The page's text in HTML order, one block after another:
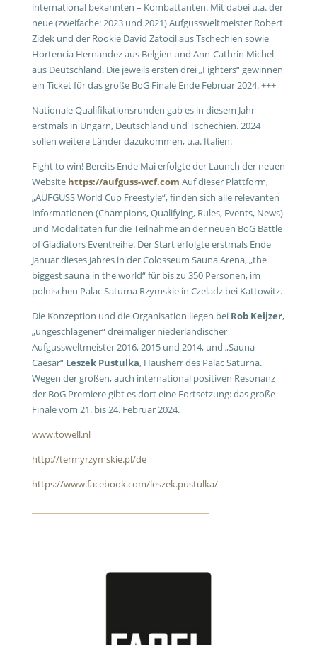
international bekannten – Kombattanten. Mit dabei u.a. der
neue (zweifache: 2023 und 2021) Aufgussweltmeister Robert
Zidek und der Rookie David Zatocil aus Tschechien sowie
Hortencia Hernandez aus Belgien und Ann-Cathrin Michel
aus Deutschland. Die jeweils ersten drei „Fighters“ gewinnen
ein Ticket für das große BoG Finale Ende Februar 2024. +++
Nationale Qualifikationsrunden gab es in diesem Jahr
erstmals in Ungarn, Deutschland und Tschechien. 2024
sollen weitere Länder dazukommen, u.a. Italien.
Fight to win! Bereits Ende Mai erfolgte der Launch der neuen
Website https://aufguss-wcf.com Auf dieser Plattform,
„AUFGUSS World Cup Freestyle“, finden sich alle relevanten
Informationen (Champions, Qualifying, Rules, Events, News)
und Modalitäten für die Teilnahme an der neuen BoG Battle
of Gladiators Eventreihe. Der Start erfolgte erstmals Ende
Januar dieses Jahres in der Colosseum Sauna Arena, „the
biggest sauna in the world“ für bis zu 350 Personen, im
polnischen Palac Saturna Rzymskie in Czeladz bei Kattowitz.
Die Konzeption und die Organisation liegen bei Rob Keijzer,
„ungeschlagener“ dreimaliger niederländischer
Aufgussweltmeister 2016, 2015 und 2014, und „Sauna
Caesar“ Leszek Pustulka, Hausherr des Palac Saturna.
Wegen der großen, auch international positiven Resonanz
der BoG Premiere gibt es dort eine Fortsetzung: das große
Finale vom 21. bis 24. Februar 2024.
www.towell.nl
http://termyrzymskie.pl/de
https://www.facebook.com/leszek.pustulka/